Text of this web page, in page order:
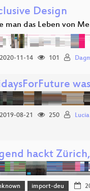
Design
man das Leben von
2020-11-14 101
2019-08-21 250
hackt
import-deu